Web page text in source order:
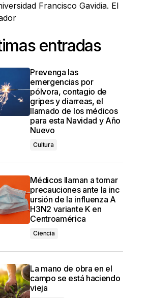
Francisco Gavidia. El
entradas
Prevenga las
emergencias por
pólvora, contagio de
gripes y diarreas, el
llamado de los médicos
para esta Navidad y Año
Nuevo
Cultura
Médicos llaman a tomar
precauciones ante la inc
ursión de la influenza A
H3N2 variante K en
Centroamérica
Ciencia
La mano de obra en el
campo se está haciendo
vieja